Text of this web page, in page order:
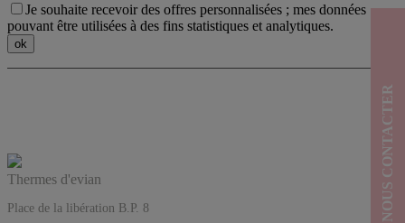
Je souhaite recevoir des offres personnalisées ; mes données
pouvant être utilisées à des fins statistiques et analytiques.
Thermes d'evian
Place de la libération B.P. 8
NOUS CONTACTER